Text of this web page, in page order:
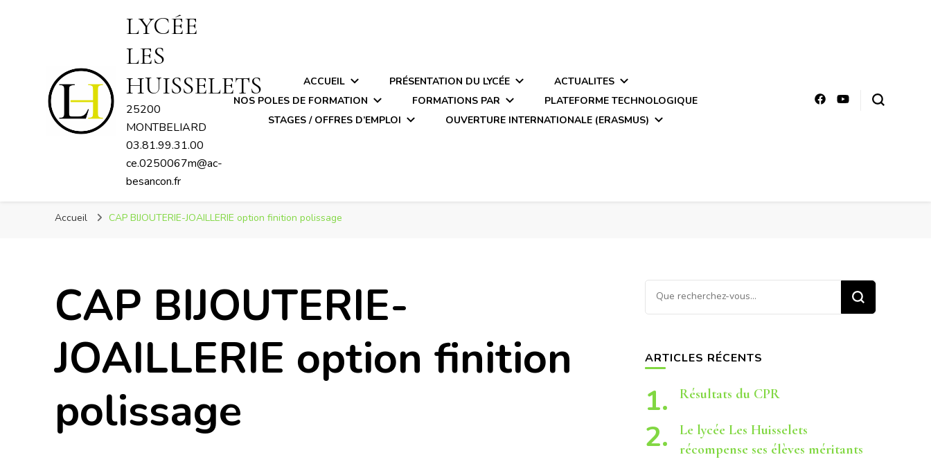
LYCÉE
LES
HUISSELETS
25200
MONTBELIARD
03.81.99.31.00
ce.0250067m@ac-
besancon.fr
ACCUEIL PRÉSENTATION DU LYCÉE
ACTUALITES
NOS POLES DE FORMATION
FORMATIONS PAR
PLATEFORME TECHNOLOGIQUE
STAGES / OFFRES D’EMPLOI
OUVERTURE INTERNATIONALE (ERASMUS)
Accueil CAP BIJOUTERIE-JOAILLERIE option finition polissage
CAP BIJOUTERIE-
JOAILLERIE option finition
polissage
Vous
recherchiez
ARTICLES RÉCENTS
Résultats du CPR
Le lycée Les Huisselets
récompense ses élèves méritants